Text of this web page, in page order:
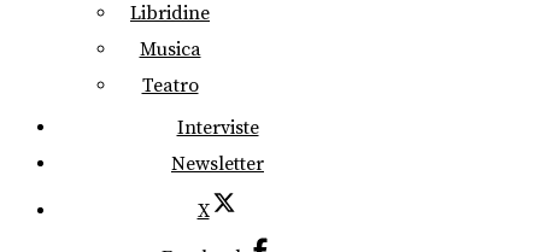
Libridine
Musica
Teatro
Interviste
Newsletter
X